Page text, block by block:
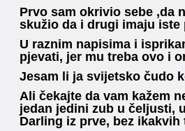
Prvo sam okrivio sebe ,da
skužio da i drugi imaju iste
U raznim napisima i
pjevati, jer mu treba ovo i
Jesam li ja svijetsko čudo
Ali čekajte da vam kažem
jedan jedini zub u čeljusti,
Darling iz prve, bez ikakvih